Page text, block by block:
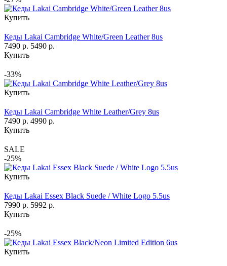
Купить
Кеды Lakai Cambridge White/Green Leather 8us
7490 р. 5490 р.
Купить
-33%
Купить
Кеды Lakai Cambridge White Leather/Grey 8us
7490 р. 4990 р.
Купить
SALE
-25%
Купить
Кеды Lakai Essex Black Suede / White Logo 5.5us
7990 р. 5992 р.
Купить
-25%
Купить